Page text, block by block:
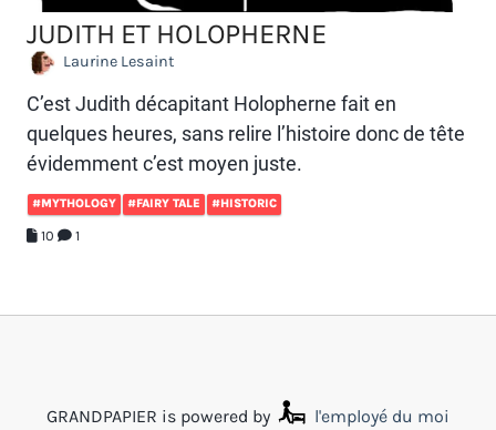
JUDITH ET HOLOPHERNE
Laurine Lesaint
C’est Judith décapitant Holopherne fait en
quelques heures, sans relire l’histoire donc de tête
évidemment c’est moyen juste.
#MYTHOLOGY #FAIRY TALE #HISTORIC
10 1
GRANDPAPIER is powered by l'employé du moi